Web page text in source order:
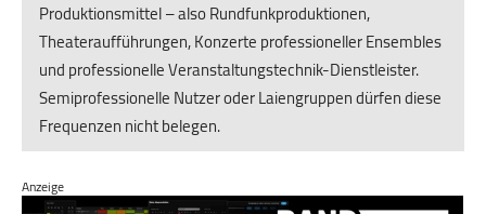
Produktionsmittel – also Rundfunkproduktionen,
Theateraufführungen, Konzerte professioneller Ensembles
und professionelle Veranstaltungstechnik-Dienstleister.
Semiprofessionelle Nutzer oder Laiengruppen dürfen diese
Frequenzen nicht belegen.
Anzeige